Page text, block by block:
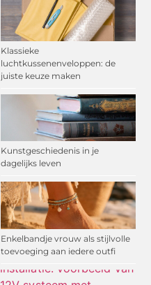
Klassieke
luchtkussenenveloppen: de
juiste keuze maken
Kunstgeschiedenis in je
dagelijks leven
Enkelbandje vrouw als stijlvolle
toevoeging aan iedere outfi